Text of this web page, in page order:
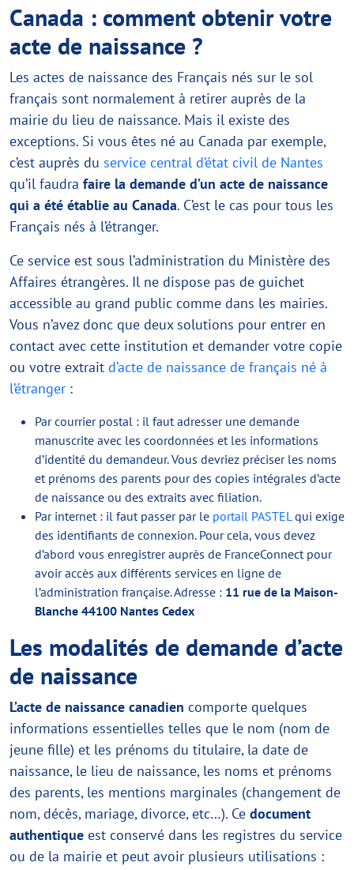
Canada : comment obtenir votre
acte de naissance ?
Les actes de naissance des Français nés sur le sol
français sont normalement à retirer auprès de la
mairie du lieu de naissance. Mais il existe des
exceptions. Si vous êtes né au Canada par exemple,
c’est auprès du service central d’état civil de Nantes
qu’il faudra faire la demande d’un acte de naissance
qui a été établie au Canada. C’est le cas pour tous les
Français nés à l’étranger.
Ce service est sous l’administration du Ministère des
Affaires étrangères. Il ne dispose pas de guichet
accessible au grand public comme dans les mairies.
Vous n’avez donc que deux solutions pour entrer en
contact avec cette institution et demander votre copie
ou votre extrait d’acte de naissance de français né à
l’étranger :
Par courrier postal : il faut adresser une demande
manuscrite avec les coordonnées et les informations
d’identité du demandeur. Vous devriez préciser les noms
et prénoms des parents pour des copies intégrales d’acte
de naissance ou des extraits avec filiation.
Par internet : il faut passer par le portail PASTEL qui exige
des identifiants de connexion. Pour cela, vous devez
d’abord vous enregistrer auprès de FranceConnect pour
avoir accès aux différents services en ligne de
l’administration française. Adresse : 11 rue de la Maison-
Blanche 44100 Nantes Cedex
Les modalités de demande d’acte
de naissance
L’acte de naissance canadien comporte quelques
informations essentielles telles que le nom (nom de
jeune fille) et les prénoms du titulaire, la date de
naissance, le lieu de naissance, les noms et prénoms
des parents, les mentions marginales (changement de
nom, décès, mariage, divorce, etc…). Ce document
authentique est conservé dans les registres du service
ou de la mairie et peut avoir plusieurs utilisations :